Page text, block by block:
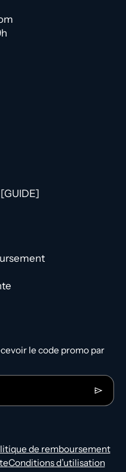
le code promo par
de remboursement
Conditions d’utilisation